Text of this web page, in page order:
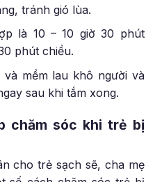
tránh gió lùa.
là 10 – 10 giờ 30 phút
phút chiều.
mềm lau khô người và
sau khi tắm xong.
chăm sóc khi trẻ bị
cho trẻ sạch sẽ, cha mẹ